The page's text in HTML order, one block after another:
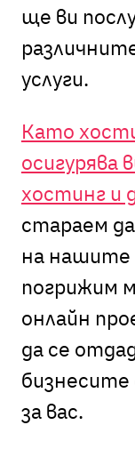
ще ви
услуги.
Като
осигурява
хостинг и
стараем
на нашите
погрижим
онлайн
да се
за вас.